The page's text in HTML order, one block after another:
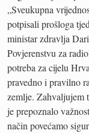
„Sveukupna
potpisali prošloga
ministar zdravlja
Povjerenstvu za
potreba za cijelu
pravedno i pravilno
zemlje. Zahvaljujem
je prepoznalo
način povećamo